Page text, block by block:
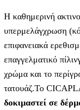
Η καθημερινή
υπερμελάγχρωση
επιφανειακά
επαγγελματικό
χρώμα και το
τατουάζ.Το
δοκιμαστεί σε